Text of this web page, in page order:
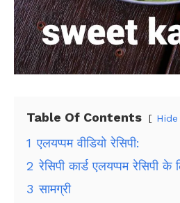
Table Of Contents Hide
1 एलयप्पम वीडियो रेसिपी:
2 रेसिपी कार्ड एलयप्पम रेसिपी के
3 सामग्री